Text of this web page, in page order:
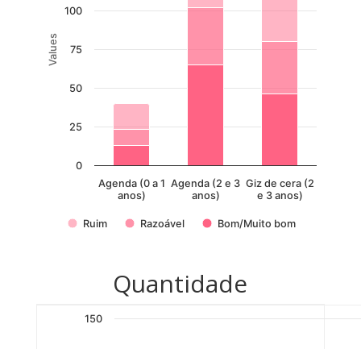
Values
Ruim Razoável Bom/Muito bom
Agenda (0 a 1
anos)
Agenda (2 e 3
anos)
Giz de cera (2
e 3 anos)
0
25
50
75
100
Quantidade
150